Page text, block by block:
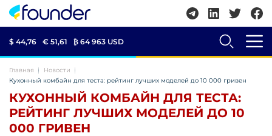
$ 44,76 € 51,61 ₿ 64 963 USD
Главная
Новости
Кухонный комбайн для теста: рейтинг лучших моделей до 10 000 гривен
КУХОННЫЙ КОМБАЙН ДЛЯ ТЕСТА:
РЕЙТИНГ ЛУЧШИХ МОДЕЛЕЙ ДО 10
000 ГРИВЕН